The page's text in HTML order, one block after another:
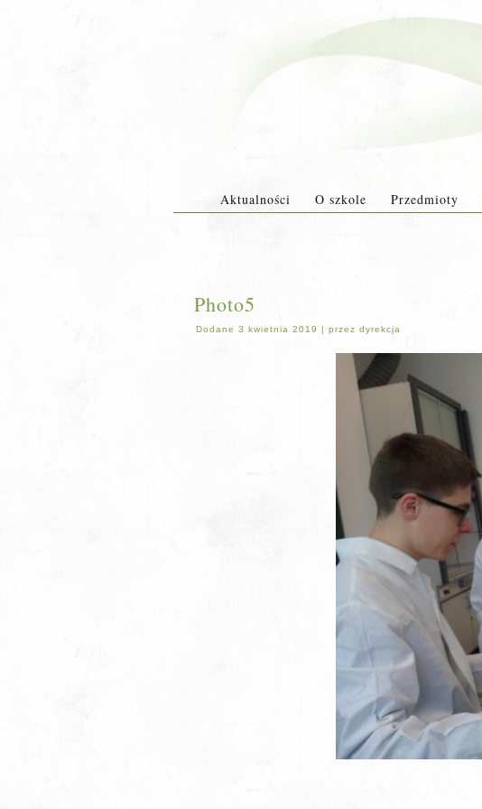
Aktualności O szkole Przedmioty
Photo5
Dodane 3 kwietnia 2019 | przez dyrekcja